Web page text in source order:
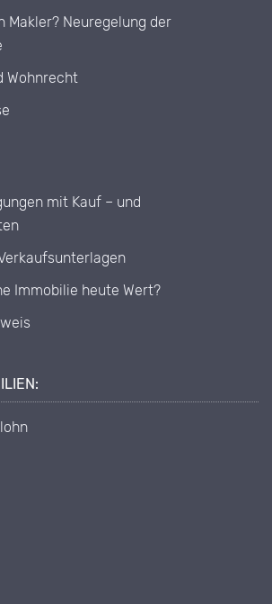
Makler? Neuregelung der
Wohnrecht
mit Kauf – und
Immobilie heute Wert?